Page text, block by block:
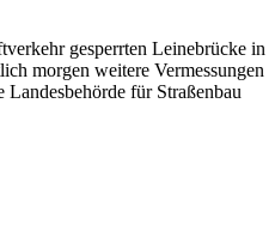
gesperrten Leinebrücke in
morgen weitere Vermessungen
für Straßenbau